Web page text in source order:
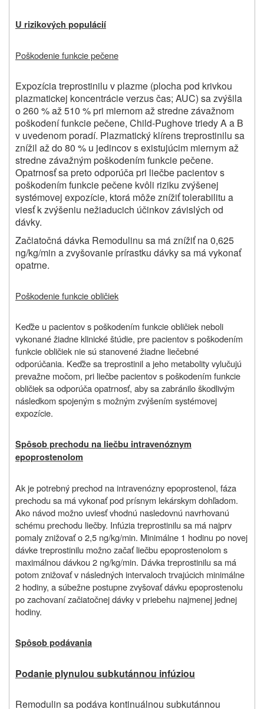
U rizikových populácií
Poškodenie funkcie pečene
Expozícia treprostinilu v plazme (plocha pod krivkou
plazmatickej koncentrácie verzus čas; AUC) sa zvýšila
o 260 % až 510 % pri miernom až stredne závažnom
poškodení funkcie pečene, Child-Pughove triedy A a B
v uvedenom poradí. Plazmatický klírens treprostinilu sa
znížil až do 80 % u jedincov s existujúcim miernym až
stredne závažným poškodením funkcie pečene.
Opatrnosť sa preto odporúča pri liečbe pacientov s
poškodením funkcie pečene kvôli riziku zvýšenej
systémovej expozície, ktorá môže znížiť tolerabilitu a
viesť k zvýšeniu nežiaducich účinkov závislých od
dávky.
Začiatočná dávka Remodulinu sa má znížiť na 0,625
ng/kg/min a zvyšovanie prírastku dávky sa má vykonať
opatrne.
Poškodenie funkcie obličiek
Keďže u pacientov s poškodením funkcie obličiek neboli
vykonané žiadne klinické štúdie, pre pacientov s poškodením
funkcie obličiek nie sú stanovené žiadne liečebné
odporúčania. Keďže sa treprostinil a jeho metabolity vylučujú
prevažne močom, pri liečbe pacientov s poškodením funkcie
obličiek sa odporúča opatrnosť, aby sa zabránilo škodlivým
následkom spojeným s možným zvýšením systémovej
expozície.
Spôsob prechodu na liečbu intravenóznym
epoprostenolom
Ak je potrebný prechod na intravenózny epoprostenol, fáza
prechodu sa má vykonať pod prísnym lekárskym dohľadom.
Ako návod možno uviesť vhodnú nasledovnú navrhovanú
schému prechodu liečby. Infúzia treprostinilu sa má najprv
pomaly znižovať o 2,5 ng/kg/min. Minimálne 1 hodinu po novej
dávke treprostinilu možno začať liečbu epoprostenolom s
maximálnou dávkou 2 ng/kg/min. Dávka treprostinilu sa má
potom znižovať v následných intervaloch trvajúcich minimálne
2 hodiny, a súbežne postupne zvyšovať dávku epoprostenolu
po zachovaní začiatočnej dávky v priebehu najmenej jednej
hodiny.
Spôsob podávania
Podanie plynulou subkutánnou infúziou
Remodulin sa podáva kontinuálnou subkutánnou